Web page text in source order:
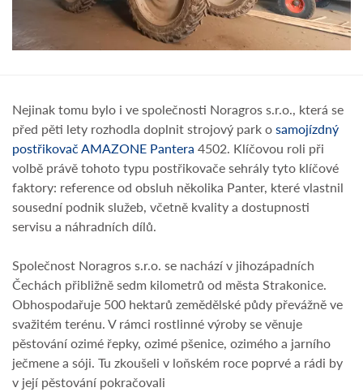
Nejinak tomu bylo i ve společnosti Noragros s.r.o., která se
před pěti lety rozhodla doplnit strojový park osamojízdný
postřikovač AMAZONE Pantera 4502. Klíčovou roli při
volbě právě tohoto typu postřikovače sehrály tyto klíčové
faktory: reference od obsluh několika Panter, které vlastnil
sousední podnik služeb, včetně kvality a dostupnosti
servisu a náhradních dílů.
Společnost Noragros s.r.o. se nachází v jihozápadních
Čechách přibližně sedm kilometrů od města Strakonice.
Obhospodařuje 500 hektarů zemědělské půdy převážně ve
svažitém terénu. V rámci rostlinné výroby se věnuje
pěstování ozimé řepky, ozimé pšenice, ozimého a jarního
ječmene a sóji. Tu zkoušeli v loňském roce poprvé a rádi by
v její pěstování pokračovali